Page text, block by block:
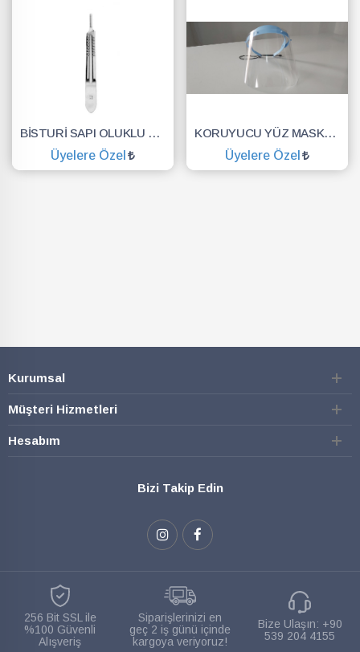
BİSTURİ SAPI OLUKLU NO.3
Üyelere Özel
KORUYUCU YÜZ MASKESİ SİPERLİK.YÜZ KALKANI.DENTAL MASKE
Üyelere Özel
Kurumsal
Müşteri Hizmetleri
Hesabım
Bizi Takip Edin
256 Bit SSL ile
%100 Güvenli
Alışveriş
Siparişlerinizi en
geç 2 iş günü içinde
kargoya veriyoruz!
Bize Ulaşın: +90
539 204 4155